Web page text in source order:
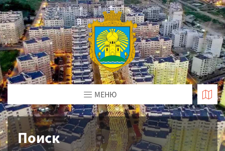
МЕНЮ
Поиск